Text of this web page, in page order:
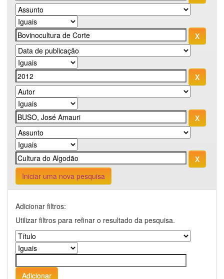
Iniciar uma nova pesquisa
Adicionar filtros:
Utilizar filtros para refinar o resultado da pesquisa.